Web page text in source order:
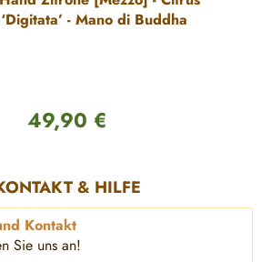
- Mano di Buddha
Regulärer Preis:
49,90 €
& HILFE
Kontakt
Sie uns an!